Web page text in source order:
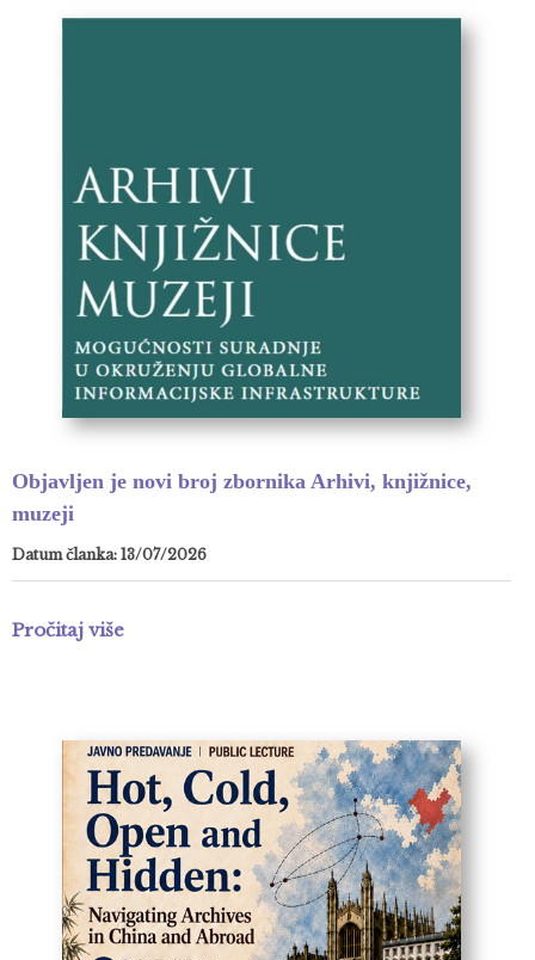
Objavljen je novi broj zbornika Arhivi, knjižnice,
muzeji
Datum članka: 13/07/2026
Pročitaj više